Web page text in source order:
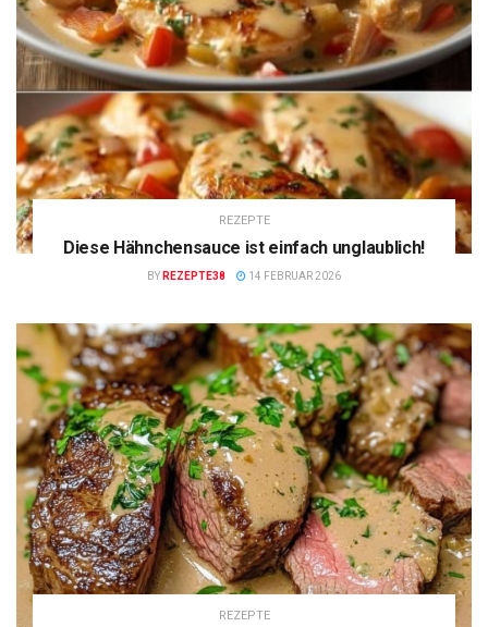
REZEPTE
Diese Hähnchensauce ist einfach unglaublich!
BY REZEPTE38 14 FEBRUAR 2026
REZEPTE